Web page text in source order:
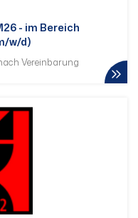
- im Bereich
w/d)
Vereinbarung